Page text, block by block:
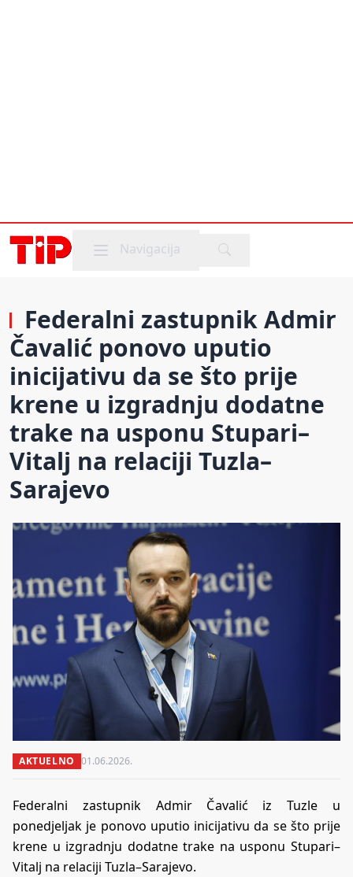
Mobile menu
Navigacija
Federalni zastupnik Admir
Čavalić ponovo uputio
inicijativu da se što prije
krene u izgradnju dodatne
trake na usponu Stupari–
Vitalj na relaciji Tuzla–
Sarajevo
AKTUELNO 01.06.2026.
Federalni zastupnik Admir Čavalić iz Tuzle u
ponedjeljak je ponovo uputio inicijativu da se što prije
krene u izgradnju dodatne trake na usponu Stupari–
Vitalj na relaciji Tuzla–Sarajevo.